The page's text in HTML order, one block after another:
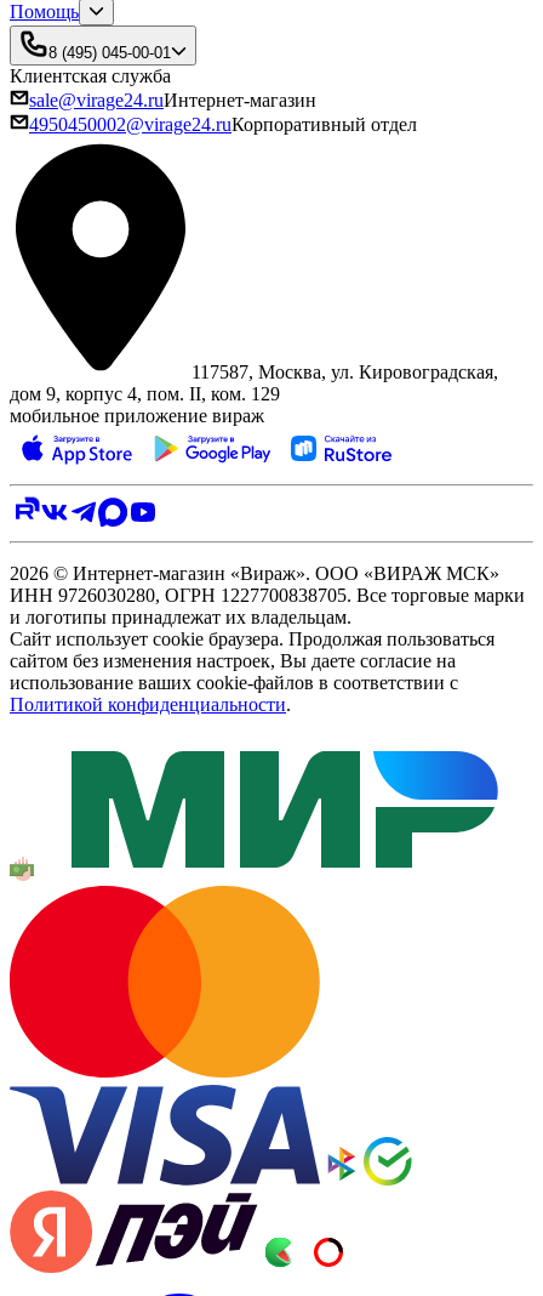
Помощь
8 (495) 045-00-01
Клиентская служба
sale@virage24.ruИнтернет-магазин
4950450002@virage24.ruКорпоративный отдел
117587, Москва, ул. Кировоградская,
дом 9, корпус 4, пом. II, ком. 129
мобильное приложение вираж
2026 © Интернет-магазин «Вираж». ООО «ВИРАЖ МСК»
ИНН 9726030280, ОГРН 1227700838705. Все торговые марки
и логотипы принадлежат их владельцам.
Сайт использует cookie браузера. Продолжая пользоваться
сайтом без изменения настроек, Вы даете согласие на
использование ваших cookie-файлов в соответствии с
Политикой конфиденциальности.